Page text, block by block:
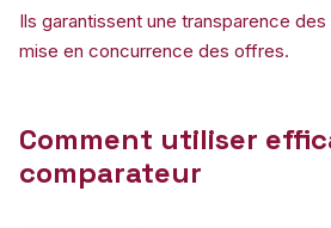
Ils garantissent une transparence
mise en concurrence des offres.
Comment utiliser
comparateur